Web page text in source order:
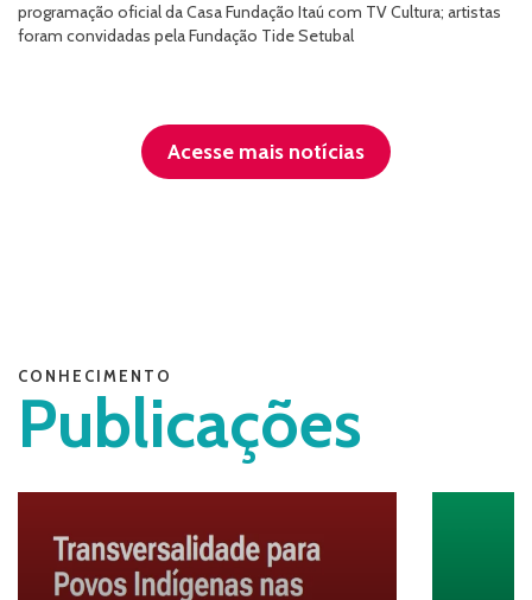
programação oficial da Casa Fundação Itaú com TV Cultura; artistas
foram convidadas pela Fundação Tide Setubal
Acesse mais notícias
CONHECIMENTO
Publicações